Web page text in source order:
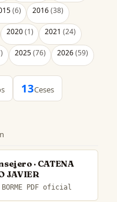
(6) 2016(38)
2020(1) 2021(24)
2025(76) 2026(59)
13Ceses
· CATENA
JAVIER
PDF oficial